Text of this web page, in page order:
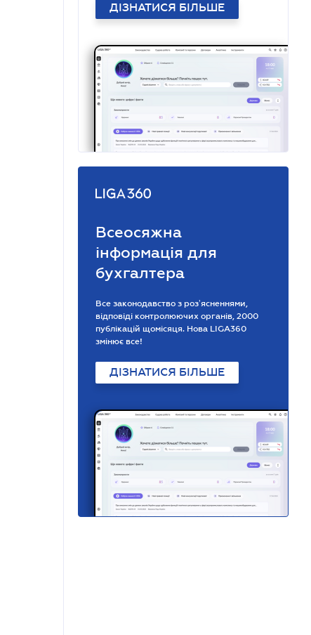
ДІЗНАТИСЯ БІЛЬШЕ
Всеосяжна
інформація для
бухгалтера
Все законодавство з розʼясненнями,
відповіді контролюючих органів, 2000
публікацій щомісяця. Нова LIGA360
змінює все!
ДІЗНАТИСЯ БІЛЬШЕ